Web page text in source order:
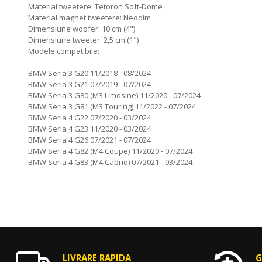
Material tweetere: Tetoron Soft-Dome
Material magnet tweetere: Neodim
Dimensiune woofer: 10 cm (4")
Dimensiune tweeter: 2,5 cm (1")
Modele compatibile:
BMW Seria 3 G20 11/2018 - 08/2024
BMW Seria 3 G21 07/2019 - 07/2024
BMW Seria 3 G80 (M3 Limosine) 11/2020 - 07/2024
BMW Seria 3 G81 (M3 Touring) 11/2022 - 07/2024
BMW Seria 4 G22 07/2020 - 03/2024
BMW Seria 4 G23 11/2020 - 03/2024
BMW Seria 4 G26 07/2021 - 07/2024
BMW Seria 4 G82 (M4 Coupe) 11/2020 - 07/2024
BMW Seria 4 G83 (M4 Cabrio) 07/2021 - 03/2024
LIVRARE RAPIDA